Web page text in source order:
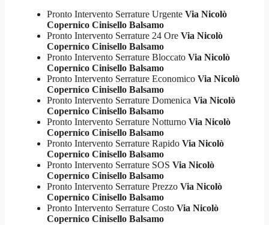
Pronto Intervento Serrature Urgente Via Nicolò
Copernico Cinisello Balsamo
Pronto Intervento Serrature 24 Ore Via Nicolò
Copernico Cinisello Balsamo
Pronto Intervento Serrature Bloccato Via Nicolò
Copernico Cinisello Balsamo
Pronto Intervento Serrature Economico Via Nicolò
Copernico Cinisello Balsamo
Pronto Intervento Serrature Domenica Via Nicolò
Copernico Cinisello Balsamo
Pronto Intervento Serrature Notturno Via Nicolò
Copernico Cinisello Balsamo
Pronto Intervento Serrature Rapido Via Nicolò
Copernico Cinisello Balsamo
Pronto Intervento Serrature SOS Via Nicolò
Copernico Cinisello Balsamo
Pronto Intervento Serrature Prezzo Via Nicolò
Copernico Cinisello Balsamo
Pronto Intervento Serrature Costo Via Nicolò
Copernico Cinisello Balsamo